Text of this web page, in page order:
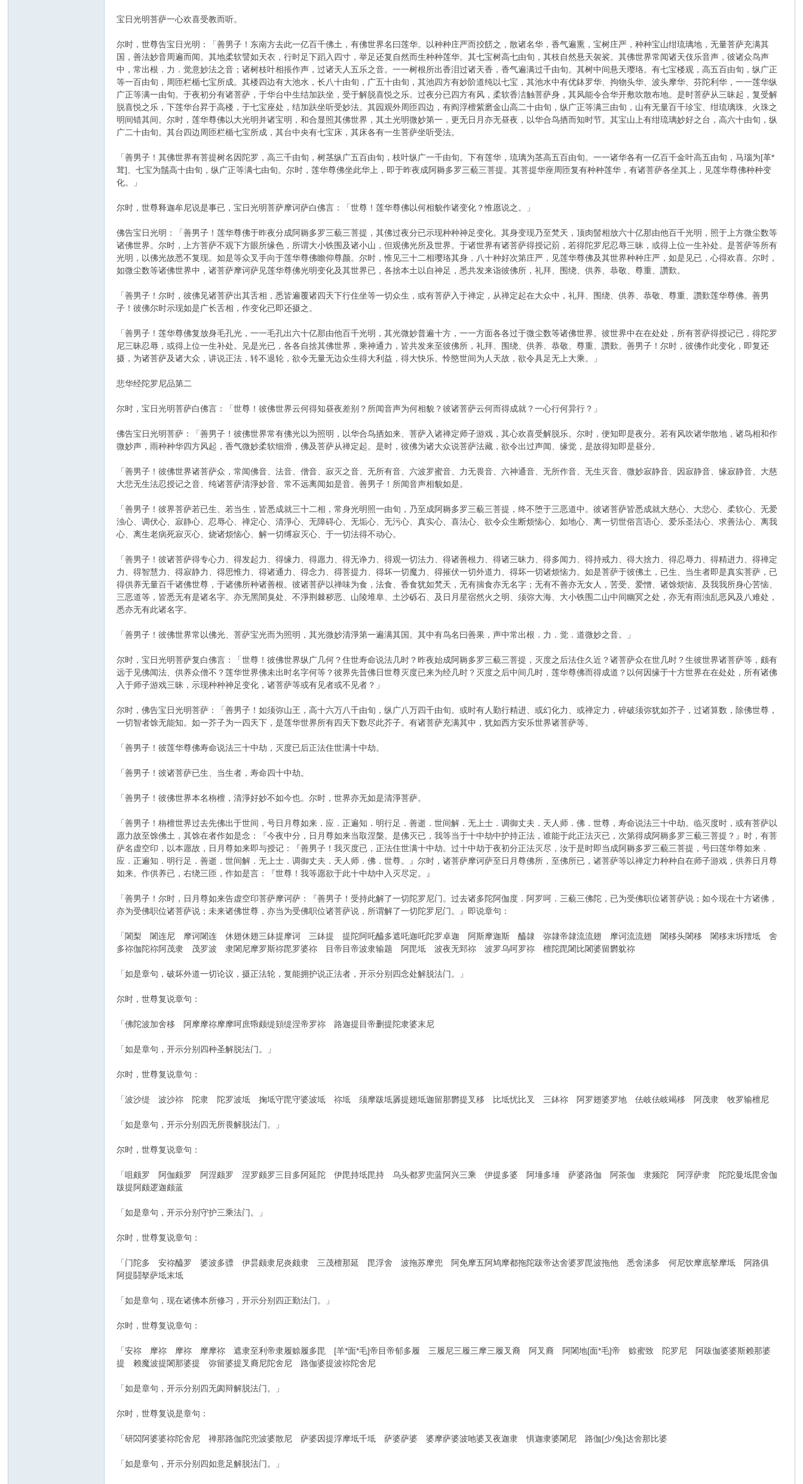
宝日光明菩萨一心欢喜受教而听。
尔时，世尊告宝日光明：「善男子！东南方去此一亿百千佛土，有佛世界名曰莲华。以种种庄严而挍餝之，散诸名华，香气遍熏，宝树庄严，种种宝山绀琉璃地，无量菩萨充满其
国，善法妙音周遍而闻。其地柔软譬如天衣，行时足下蹈入四寸，举足还复自然而生种种莲华。其七宝树高七由旬，其枝自然悬天袈裟。其佛世界常闻诸天伎乐音声，彼诸众鸟声
中，常出根．力．觉意妙法之音；诸树枝叶相掁作声，过诸天人五乐之音。一一树根所出香泪过诸天香，香气遍满过千由旬。其树中间悬天璎珞。有七宝楼观，高五百由旬，纵广正
等一百由旬，周匝栏楯七宝所成。其楼四边有大池水，长八十由旬，广五十由旬，其池四方有妙阶道纯以七宝，其池水中有优鉢罗华、拘物头华、波头摩华、芬陀利华，一一莲华纵
广正等满一由旬。于夜初分有诸菩萨，于华台中生结加趺坐，受于解脱喜悦之乐。过夜分已四方有风，柔软香洁触菩萨身，其风能令合华开敷吹散布地。是时菩萨从三昧起，复受解
脱喜悦之乐，下莲华台昇于高楼，于七宝座处，结加趺坐听受妙法。其园观外周匝四边，有阎浮檀紫磨金山高二十由旬，纵广正等满三由旬，山有无量百千珍宝、绀琉璃珠、火珠之
明间错其间。尔时，莲华尊佛以大光明并诸宝明，和合显照其佛世界，其土光明微妙第一，更无日月亦无昼夜，以华合鸟拪而知时节。其宝山上有绀琉璃妙好之台，高六十由旬，纵
广二十由旬。其台四边周匝栏楯七宝所成，其台中央有七宝床，其床各有一生菩萨坐听受法。
「善男子！其佛世界有菩提树名因陀罗，高三千由旬，树茎纵广五百由旬，枝叶纵广一千由旬。下有莲华，琉璃为茎高五百由旬。一一诸华各有一亿百千金叶高五由旬，马瑙为[革*
茸]、七宝为鬚高十由旬，纵广正等满七由旬。尔时，莲华尊佛坐此华上，即于昨夜成阿耨多罗三藐三菩提。其菩提华座周匝复有种种莲华，有诸菩萨各坐其上，见莲华尊佛种种变
化。」
尔时，世尊释迦牟尼说是事已，宝日光明菩萨摩诃萨白佛言：「世尊！莲华尊佛以何相貌作诸变化？惟愿说之。」
佛告宝日光明：「善男子！莲华尊佛于昨夜分成阿耨多罗三藐三菩提，其佛过夜分已示现种种神足变化。其身变现乃至梵天，顶肉髻相放六十亿那由他百千光明，照于上方微尘数等
诸佛世界。尔时，上方菩萨不观下方眼所缘色，所谓大小铁围及诸小山，但观佛光所及世界。于诸世界有诸菩萨得授记莂，若得陀罗尼忍辱三昧，或得上位一生补处。是菩萨等所有
光明，以佛光故悉不复现。如是等众叉手向于莲华尊佛瞻仰尊颜。尔时，惟见三十二相璎珞其身，八十种好次第庄严，见莲华尊佛及其世界种种庄严，如是见已，心得欢喜。尔时，
如微尘数等诸佛世界中，诸菩萨摩诃萨见莲华尊佛光明变化及其世界已，各捨本土以自神足，悉共发来诣彼佛所，礼拜、围绕、供养、恭敬、尊重、讚歎。
「善男子！尔时，彼佛见诸菩萨出其舌相，悉皆遍覆诸四天下行住坐等一切众生，或有菩萨入于禅定，从禅定起在大众中，礼拜、围绕、供养、恭敬、尊重、讚歎莲华尊佛。善男
子！彼佛尔时示现如是广长舌相，作变化已即还摄之。
「善男子！莲华尊佛复放身毛孔光，一一毛孔出六十亿那由他百千光明，其光微妙普遍十方，一一方面各各过于微尘数等诸佛世界。彼世界中在在处处，所有菩萨得授记已，得陀罗
尼三昧忍辱，或得上位一生补处。见是光已，各各自捨其佛世界，乘神通力，皆共发来至彼佛所，礼拜、围绕、供养、恭敬、尊重、讚歎。善男子！尔时，彼佛作此变化，即复还
摄，为诸菩萨及诸大众，讲说正法，转不退轮，欲令无量无边众生得大利益，得大快乐。怜愍世间为人天故，欲令具足无上大乘。」
悲华经陀罗尼品第二
尔时，宝日光明菩萨白佛言：「世尊！彼佛世界云何得知昼夜差别？所闻音声为何相貌？彼诸菩萨云何而得成就？一心行何异行？」
佛告宝日光明菩萨：「善男子！彼佛世界常有佛光以为照明，以华合鸟拪如来、菩萨入诸禅定师子游戏，其心欢喜受解脱乐。尔时，便知即是夜分。若有风吹诸华散地，诸鸟相和作
微妙声，雨种种华四方风起，香气微妙柔软细滑，佛及菩萨从禅定起。是时，彼佛为诸大众说菩萨法藏，欲令出过声闻、缘觉，是故得知即是昼分。
「善男子！彼佛世界诸菩萨众，常闻佛音、法音、僧音、寂灭之音、无所有音、六波罗蜜音、力无畏音、六神通音、无所作音、无生灭音、微妙寂静音、因寂静音、缘寂静音、大慈
大悲无生法忍授记之音、纯诸菩萨清淨妙音、常不远离闻如是音。善男子！所闻音声相貌如是。
「善男子！彼界菩萨若已生、若当生，皆悉成就三十二相，常身光明照一由旬，乃至成阿耨多罗三藐三菩提，终不堕于三恶道中。彼诸菩萨皆悉成就大慈心、大悲心、柔软心、无爱
浊心、调伏心、寂静心、忍辱心、禅定心、清淨心、无障碍心、无垢心、无污心、真实心、喜法心、欲令众生断烦恼心、如地心、离一切世俗言语心、爱乐圣法心、求善法心、离我
心、离生老病死寂灭心、烧诸烦恼心、解一切缚寂灭心、于一切法得不动心。
「善男子！彼诸菩萨得专心力、得发起力、得缘力、得愿力、得无诤力、得观一切法力、得诸善根力、得诸三昧力、得多闻力、得持戒力、得大捨力、得忍辱力、得精进力、得禅定
力、得智慧力、得寂静力、得思惟力、得诸通力、得念力、得菩提力、得坏一切魔力、得摧伏一切外道力、得坏一切诸烦恼力。如是菩萨于彼佛土，已生、当生者即是真实菩萨，已
得供养无量百千诸佛世尊，于诸佛所种诸善根。彼诸菩萨以禅味为食，法食、香食犹如梵天，无有揣食亦无名字；无有不善亦无女人，苦受、爱憎、诸馀烦恼、及我我所身心苦恼、
三恶道等，皆悉无有是诸名字。亦无黑闇臭处、不淨荆棘秽恶、山陵堆阜、土沙砾石、及日月星宿然火之明、须弥大海、大小铁围二山中间幽冥之处，亦无有雨浊乱恶风及八难处，
悉亦无有此诸名字。
「善男子！彼佛世界常以佛光、菩萨宝光而为照明，其光微妙清淨第一遍满其国。其中有鸟名曰善果，声中常出根．力．觉．道微妙之音。」
尔时，宝日光明菩萨复白佛言：「世尊！彼佛世界纵广几何？住世寿命说法几时？昨夜始成阿耨多罗三藐三菩提，灭度之后法住久近？诸菩萨众在世几时？生彼世界诸菩萨等，颇有
远于见佛闻法、供养众僧不？莲华世界佛未出时名字何等？彼界先昔佛日世尊灭度已来为经几时？灭度之后中间几时，莲华尊佛而得成道？以何因缘于十方世界在在处处，所有诸佛
入于师子游戏三昧，示现种种神足变化，诸菩萨等或有见者或不见者？」
尔时，佛告宝日光明菩萨：「善男子！如须弥山王，高十六万八千由旬，纵广八万四千由旬。或时有人勤行精进、或幻化力、或禅定力，碎破须弥犹如芥子，过诸算数，除佛世尊，
一切智者馀无能知。如一芥子为一四天下，是莲华世界所有四天下数尽此芥子。有诸菩萨充满其中，犹如西方安乐世界诸菩萨等。
「善男子！彼莲华尊佛寿命说法三十中劫，灭度已后正法住世满十中劫。
「善男子！彼诸菩萨已生、当生者，寿命四十中劫。
「善男子！彼佛世界本名栴檀，清淨好妙不如今也。尔时，世界亦无如是清淨菩萨。
「善男子！栴檀世界过去先佛出于世间，号日月尊如来．应．正遍知．明行足．善逝．世间解．无上士．调御丈夫．天人师．佛．世尊，寿命说法三十中劫。临灭度时，或有菩萨以
愿力故至馀佛土，其馀在者作如是念：『今夜中分，日月尊如来当取涅槃。是佛灭已，我等当于十中劫中护持正法，谁能于此正法灭已，次第得成阿耨多罗三藐三菩提？』时，有菩
萨名虚空印，以本愿故，日月尊如来即与授记：『善男子！我灭度已，正法住世满十中劫。过十中劫于夜初分正法灭尽，汝于是时即当成阿耨多罗三藐三菩提，号曰莲华尊如来．
应．正遍知．明行足．善逝．世间解．无上士．调御丈夫．天人师．佛．世尊。』尔时，诸菩萨摩诃萨至日月尊佛所，至佛所已，诸菩萨等以禅定力种种自在师子游戏，供养日月尊
如来。作供养已，右绕三匝，作如是言：『世尊！我等愿欲于此十中劫中入灭尽定。』
「善男子！尔时，日月尊如来告虚空印菩萨摩诃萨：『善男子！受持此解了一切陀罗尼门。过去诸多陀阿伽度．阿罗呵．三藐三佛陀，已为受佛职位诸菩萨说；如今现在十方诸佛，
亦为受佛职位诸菩萨说；未来诸佛世尊，亦当为受佛职位诸菩萨说，所谓解了一切陀罗尼门。』即说章句：
「闍梨 闍连尼 摩诃闍连 休翅休翅三鉢提摩诃 三鉢提 提陀阿吒醯多遮吒迦吒陀罗卓迦 阿斯摩迦斯 醯隷 弥隷帝隷流流翅 摩诃流流翅 闍移头闍移 闍移末坼羶坻 舍
多祢伽陀祢阿茂隶 茂罗波 隶闍尼摩罗斯祢毘罗婆祢 目帝目帝波隶输题 阿毘坻 波夜无郅祢 波罗乌呵罗祢 檀陀毘闍比闍婆留欝躭祢
「如是章句，破坏外道一切论议，摄正法轮，复能拥护说正法者，开示分别四念处解脱法门。」
尔时，世尊复说章句：
「佛陀波加舍移 阿摩摩祢摩摩呵庶帋颇缇頞缇涅帝罗祢 路迦提目帝删提陀隶婆末尼
「如是章句，开示分别四种圣解脱法门。」
尔时，世尊复说章句：
「波沙缇 波沙祢 陀隶 陀罗波坻 掬坻守毘守婆波坻 祢坻 须摩跋坻羼提翅坻迦留那欝提叉移 比坻忧比叉 三鉢祢 阿罗翅婆罗地 佉岐佉岐竭移 阿茂隶 牧罗输檀尼
「如是章句，开示分别四无所畏解脱法门。」
尔时，世尊复说章句：
「咀颇罗 阿伽颇罗 阿涅颇罗 涅罗颇罗三目多阿延陀 伊毘持坻毘持 乌头都罗兜蓝阿兴三乘 伊提多婆 阿埵多埵 萨婆路伽 阿茶伽 隶频陀 阿浮萨隶 陀陀曼坻毘舍伽
跋提阿颇逻迦颇蓝
「如是章句，开示分别守护三乘法门。」
尔时，世尊复说章句：
「门陀多 安祢醯罗 婆波多骠 伊昙颇隶尼炎颇隶 三茂檀那延 毘浮舍 波拖苏摩兜 阿免摩五阿鸠摩都拖陀跋帝达舍婆罗毘波拖他 悉舍涕多 何尼饮摩底拏摩坻 阿路俱
阿提鬪拏萨坻末坻
「如是章句，现在诸佛本所修习，开示分别四正勤法门。」
尔时，世尊复说章句：
「安祢 摩祢 摩祢 摩摩祢 遮隶至利帝隶履赊履多毘 [羊*面*毛]帝目帝郁多履 三履尼三履三摩三履叉裔 阿叉裔 阿闍地[面*毛]帝 赊蜜致 陀罗尼 阿跋伽婆婆斯赖那婆
提 赖魔波提闍那婆提 弥留婆提叉裔尼陀舍尼 路伽婆提波祢陀舍尼
「如是章句，开示分别四无阂辩解脱法门。」
尔时，世尊复说是章句：
「研閦阿婆婆祢陀舍尼 禅那路伽陀兜波婆散尼 萨婆因提浮摩坻千坻 萨婆萨婆 婆摩萨婆波吔婆叉夜迦隶 惧迦隶婆闍尼 路伽[少/兔]达舍那比婆
「如是章句，开示分别四如意足解脱法门。」